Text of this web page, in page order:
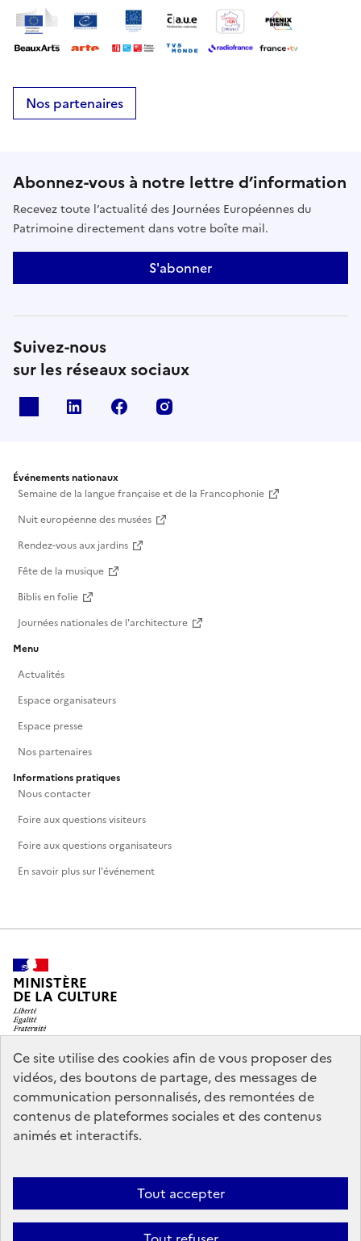
Ce site utilise des cookies afin de vous proposer des
vidéos, des boutons de partage, des messages de
communication personnalisés, des remontées de
contenus de plateformes sociales et des contenus
animés et interactifs.
Tout accepter
Nos partenaires
Abonnez-vous à notre lettre d’information
Recevez toute l’actualité des Journées Européennes du
Patrimoine directement dans votre boîte mail.
S'abonner
Suivez-nous
sur les réseaux sociaux
Linkedin Facebook
Événements nationaux
Semaine de la langue française et de la Francophonie
Nuit européenne des musées
Rendez-vous aux jardins
Fête de la musique
Biblis en folie
Journées nationales de l'architecture
Menu
Actualités
Espace organisateurs
Espace presse
Nos partenaires
Informations pratiques
Nous contacter
Foire aux questions visiteurs
Foire aux questions organisateurs
En savoir plus sur l'événement
MINISTÈRE
DE LA CULTURE
legifrance.gouv.fr
info.gouv.fr
service-public.gouv.fr
data.gouv.fr
Mentions légales
conforme
Politique d’utilisation des témoins de connexion